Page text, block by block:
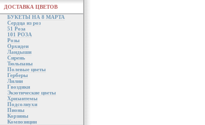
ДОСТАВКА ЦВЕТОВ
БУКЕТЫ НА 8 МАРТА
Сердца из роз
51 Роза
101 РОЗА
Розы
Орхидеи
Ландыши
Сирень
Тюльпаны
Полевые цветы
Герберы
Лилии
Гвоздики
Экзотические цветы
Хризантемы
Подсолнухи
Пионы
Корзины
Композиции